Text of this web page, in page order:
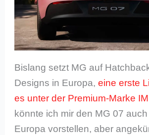
Bislang setzt MG auf
Designs in Europa,eine erste
es unter der Premium-Marke IM
könnte ich mir den MG 07
Europa vorstellen, aber